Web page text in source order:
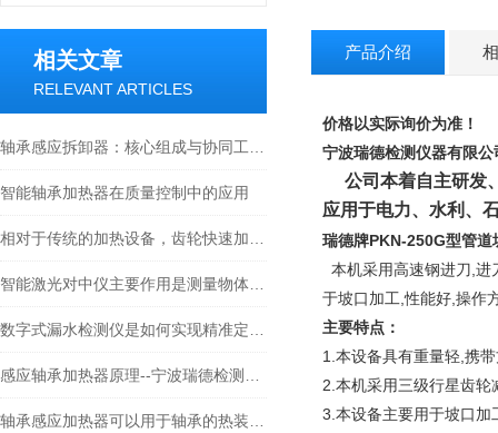
相关文章
RELEVANT ARTICLES
智能轴承加热器在质量控制中的应用
产品介绍
价格以实际询价为准！
宁波瑞德检测仪器有限
公司本着自主研发
应用于电力、水利、
瑞德牌PKN-250G型管道
本机采用高速钢进刀,进
于坡口加工,性能好,操作
主要特点：
1.本设备具有重量轻,携
2.本机采用三级行星齿
3. 本设备主要用于坡口加